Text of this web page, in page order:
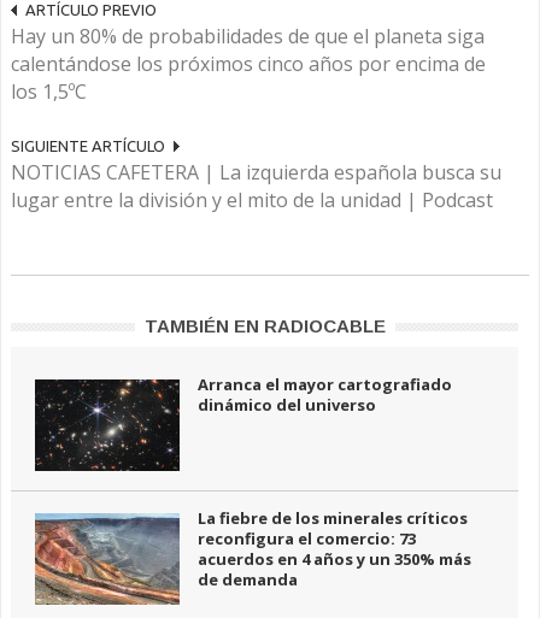
ARTÍCULO PREVIO
Hay un 80% de probabilidades de que el planeta siga
calentándose los próximos cinco años por encima de
los 1,5ºC
SIGUIENTE ARTÍCULO
NOTICIAS CAFETERA | La izquierda española busca su
lugar entre la división y el mito de la unidad | Podcast
TAMBIÉN EN RADIOCABLE
Arranca el mayor cartografiado
dinámico del universo
La fiebre de los minerales críticos
reconfigura el comercio: 73
acuerdos en 4 años y un 350% más
de demanda